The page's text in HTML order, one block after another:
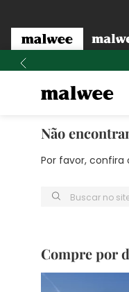
Não
Por favor,
Buscar no site
Compre por